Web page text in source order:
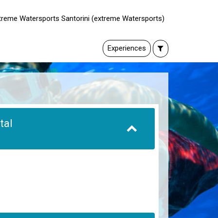
Watersports Santorini (extreme Watersports)
Experiences